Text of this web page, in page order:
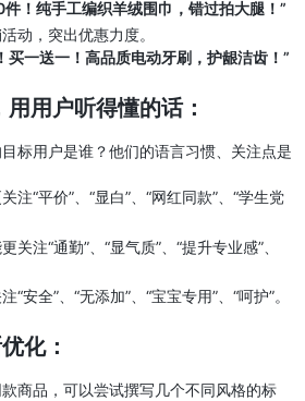
件！纯手工编织羊绒围巾，错过拍大腿！”
动，突出优惠力度。
买一送一！高品质电动牙刷，护龈洁齿！”
用户听得懂的话：
标用户是谁？他们的语言习惯、关注点是
注“平价”、“显白”、“网红同款”、“学生党
关注“通勤”、“显气质”、“提升专业感”、
“安全”、“无添加”、“宝宝专用”、“呵护”。
化：
商品，可以尝试撰写几个不同风格的标